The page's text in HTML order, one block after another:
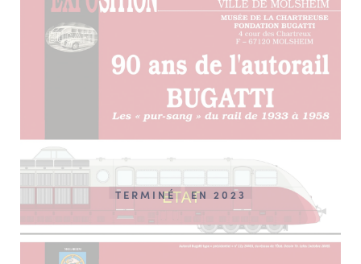
TERMINÉ EN 2023